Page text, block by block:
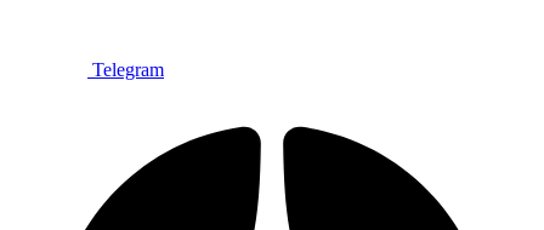
Telegram